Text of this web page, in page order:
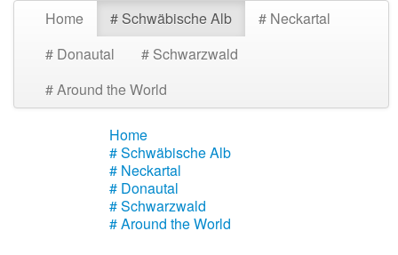
Home # Schwäbische Alb
# Neckartal
# Donautal
# Schwarzwald
# Around the World
Home
# Schwäbische Alb
# Neckartal
# Donautal
# Schwarzwald
# Around the World